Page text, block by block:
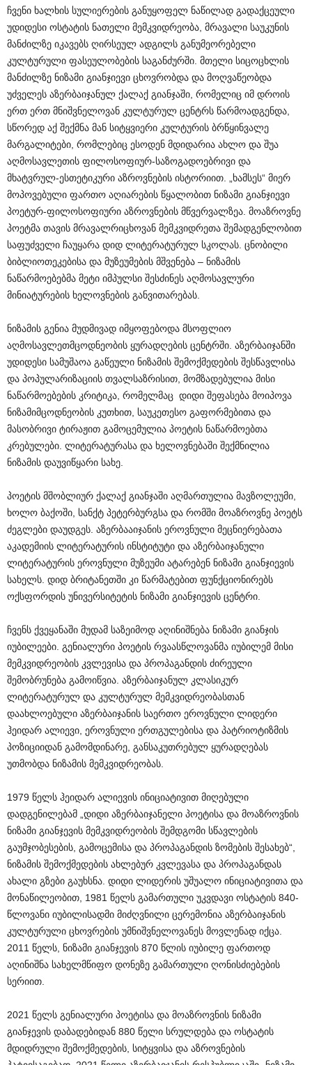
ჩვენი ხალხის სულიერების განუყოფელ ნაწილად გადაქცეული
უდიდესი ოსტატის ნათელი მემკვიდრეობა, მრავალი საუკუნის
მანძილზე იკავებს ღირსეულ ადგილს განუმეორებელი
კულტურული ფასეულობების საგანძურში. მთელი სიცოცხლის
მანძილზე ნიზამი გიანჯიევი ცხოვრობდა და მოღვაწეობდა
უძველეს აზერბაიჯანულ ქალაქ გიანჯაში, რომელიც იმ დროის
ერთ ერთ მნიშვნელოვან კულტურულ ცენტრს წარმოადგენდა,
სწორედ აქ შექმნა მან სიტყვიერი კულტურის ბრწყინვალე
მარგალიტები, რომლებიც ესოდენ მდიდარია ახლო და შუა
აღმოსავლეთის ფილოსოფიურ-საზოგადოებრივი და
მხატვრულ-ესთეტიკური აზროვნების ისტორიით. „ხამსეს“ მიერ
მოპოვებული ფართო აღიარების წყალობით ნიზამი გიანჯიევი
პოეტურ-ფილოსოფიური აზროვნების მწვერვალზეა. მოაზროვნე
პოეტმა თავის მრავალრიცხოვან მემკვიდრეთა შემადგენლობით
საფუძველი ჩაუყარა დიდ ლიტერატურულ სკოლას. ცნობილი
ბიბლიოთეკებისა და მუზეუმების მშვენება – ნიზამის
ნაწარმოებებმა მეტი იმპულსი შესძინეს აღმოსავლური
მინიატურების ხელოვნების განვითარებას.
ნიზამის გენია მუდმივად იმყოფებოდა მსოფლიო
აღმოსავლეთმცოდნეობის ყურადღების ცენტრში. აზერბაიჯანში
უდიდესი სამუშაოა გაწეული ნიზამის შემოქმედების შესწავლისა
და პოპულარიზაციის თვალსაზრისით, მომზადებულია მისი
ნაწარმოებების კრიტიკა, რომელმაც დიდი შეფასება მოიპოვა
ნიზამიმცოდნეობის კუთხით, საუკეთესო გაფორმებითა და
მასობრივი ტირაჟით გამოცემულია პოეტის ნაწარმოებთა
კრებულები. ლიტერატურასა და ხელოვნებაში შექმნილია
ნიზამის დაუვიწყარი სახე.
პოეტის მშობლიურ ქალაქ გიანჯაში აღმართულია მავზოლეუმი,
ხოლო ბაქოში, სანქტ პეტერბურგსა და რომში მოაზროვნე პოეტს
ძეგლები დაუდგეს. აზერბააიჯანის ეროვნული მეცნიერებათა
აკადემიის ლიტერატურის ინსტიტუტი და აზერბაიჯანული
ლიტერატურის ეროვნული მუზეუმი ატარებენ ნიზამი გიანჯიევის
სახელს. დიდ ბრიტანეთში კი წარმატებით ფუნქციონირებს
ოქსფორდის უნივერსიტეტის ნიზამი გიანჯიევის ცენტრი.
ჩვენს ქვეყანაში მუდამ საზეიმოდ აღინიშნება ნიზამი გიანჯის
იუბილეები. გენიალური პოეტის რვაასწლოვანმა იუბილემ მისი
მემკვიდრეობის კვლევისა და პროპაგანდის ძირეული
შემობრუნება გამოიწვია. აზერბაიჯანულ კლასიკურ
ლიტერატურულ და კულტურულ მემკვიდრეობასთან
დაახლოებული აზერბაიჯანის საერთო ეროვნული ლიდერი
ჰეიდარ ალიევი, ეროვნული ერთგულებისა და პატრიოტიზმის
პოზიციიდან გამომდინარე, განსაკუთრებულ ყურადღებას
უთმობდა ნიზამის მემკვიდრეობას.
1979 წელს ჰეიდარ ალიევის ინიციატივით მიღებული
დადგენილებამ „დიდი აზერბაიჯანელი პოეტისა და მოაზროვნის
ნიზამი გიანჯევის მემკვიდრეობის შემდგომი სწავლების
გაუმჯობესების, გამოცემისა და პროპაგანდის ზომების შესახებ“,
ნიზამის შემოქმედების ახლებურ კვლევასა და პროპაგანდას
ახალი გზები გაუხსნა. დიდი ლიდერის უშუალო ინიციატივითა და
მონაწილეობით, 1981 წელს გამართული უკვდავი ოსტატის 840-
წლოვანი იუბილისადმი მიძღვნილი ცერემონია აზერბაიჯანის
კულტურული ცხოვრების უმნიშვნელოვანეს მოვლენად იქცა.
2011 წელს, ნიზამი გიანჯევის 870 წლის იუბილე ფართოდ
აღინიშნა სახელმწიფო დონეზე გამართული ღონისძიებების
სერიით.
2021 წელს გენიალური პოეტისა და მოაზროვნის ნიზამი
გიანჯევის დაბადებიდან 880 წელი სრულდება და ოსტატის
მდიდრული შემოქმედების, სიტყვისა და აზროვნების